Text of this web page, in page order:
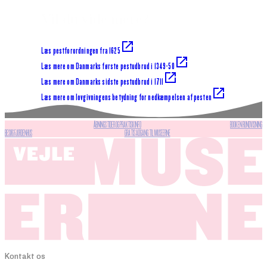
Læs pestforordningen fra 1625
Læs mere om Danmarks første pestudbrud i 1349-50
Læs mere om Danmarks sidste pestudbrud i 1711
Læs mere om lovgivningens betydning for nedkæmpelsen af pesten
ÅBNINGSTIDER OG PRAKTISK INFO BOOK EN RUNDVISNING
BESØG FJORDENHUS GRATIS ADGANG TIL MUSEERNE
Kontakt os